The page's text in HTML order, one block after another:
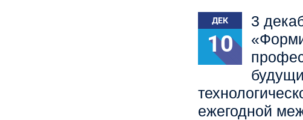
ДЕК
10
3
ежегодной